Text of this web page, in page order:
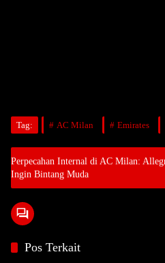
Tag: AC Milan Emirates
Perpecahan Internal di AC Milan:
Ingin Bintang Muda
Pos Terkait